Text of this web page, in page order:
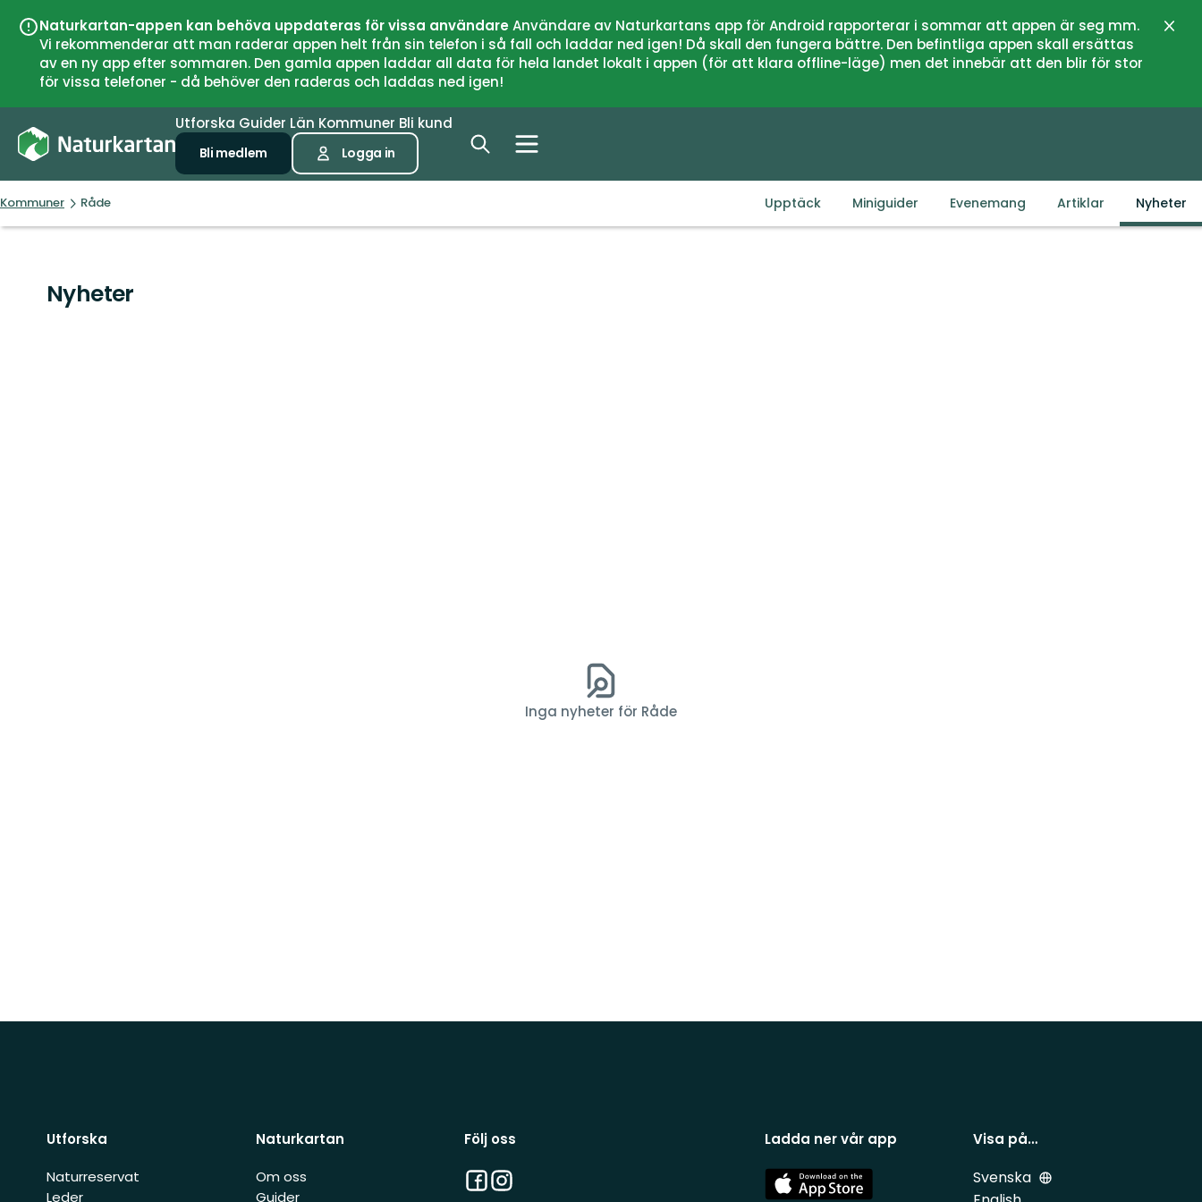
Naturkartan-appen kan behöva uppdateras för vissa användareAnvändare av Naturkartans app för Android rapporterar i sommar att appen är seg mm.
Vi rekommenderar att man raderar appen helt från sin telefon i så fall och laddar ned igen! Då skall den fungera bättre. Den befintliga appen skall ersättas
av en ny app efter sommaren. Den gamla appen laddar all data för hela landet lokalt i appen (för att klara offline-läge) men det innebär att den blir för stor
för vissa telefoner - då behöver den raderas och laddas ned igen!
Utforska Guider Län Kommuner Bli kund
Bli medlem Logga in
Kommuner Råde Upptäck Miniguider Evenemang Artiklar Nyheter
Nyheter
Inga nyheter för Råde
Utforska
Naturreservat
Leder
Naturkartan
Om oss
Guider
Följ oss
Facebook
Instagram
Ladda ner vår app
App
Store
Visa på…
Svenska